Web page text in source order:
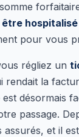
être hospitalisé
pour vous
régliez un
rendait la
est désormais
passage.
et il